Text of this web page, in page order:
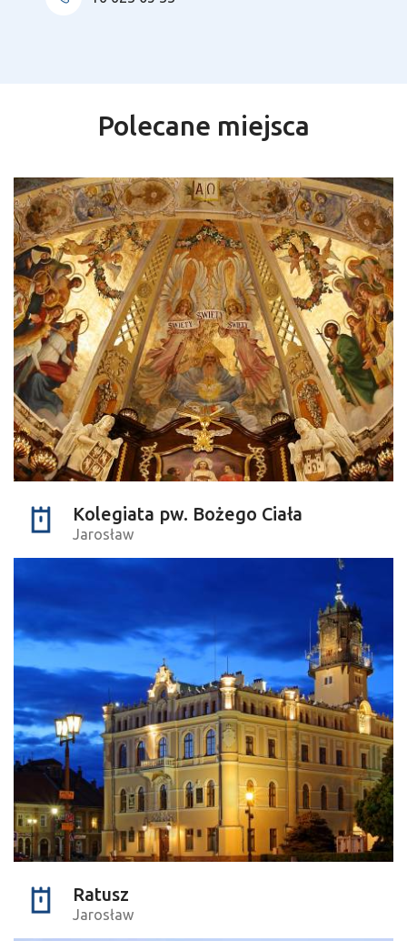
Polecane miejsca
Kolegiata pw. Bożego Ciała
Jarosław
Ratusz
Jarosław